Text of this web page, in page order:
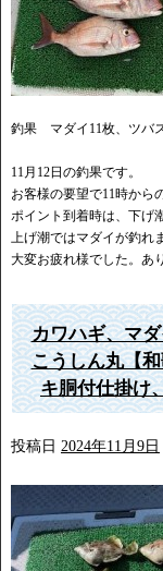
釣果 マダイ11枚、ツバ
11月12日の釣果です。
お客様の要望で11時から
ポイント到着時は、下げ
上げ潮ではマダイが釣れ
大変お疲れ様でした。あ
カワハギ、マ
こうしん丸【
キ胴付仕掛け
投稿日 2024年11月9日